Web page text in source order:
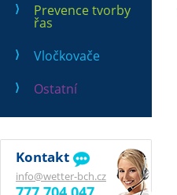
Prevence tvorby
řas
Vločkovače
Ostatní
Kontakt
info@wetter-bch.cz